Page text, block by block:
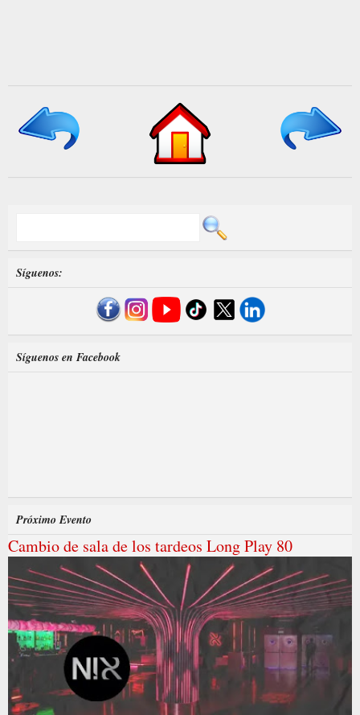
Síguenos:
Síguenos en Facebook
Próximo Evento
Cambio de sala de los tardeos Long Play 80